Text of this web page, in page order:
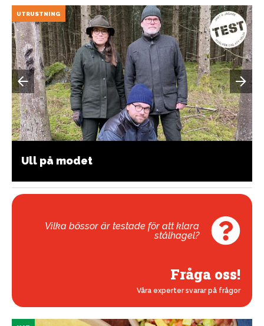
UTRUSTNING
Ull på modet
Vilka bössor är testade för att klara
stålhagel?
Fråga oss!
Våra experter svarar på frågor